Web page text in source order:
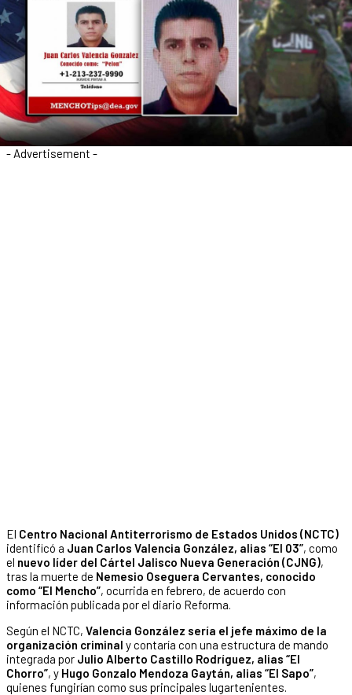
- Advertisement -
El Centro Nacional Antiterrorismo de Estados Unidos (NCTC)
identificó a Juan Carlos Valencia González, alias “El 03”, como
el nuevo líder del Cártel Jalisco Nueva Generación (CJNG),
tras la muerte de Nemesio Oseguera Cervantes, conocido
como “El Mencho”, ocurrida en febrero, de acuerdo con
información publicada por el diario Reforma.
Según el NCTC, Valencia González sería el jefe máximo de la
organización criminal y contaría con una estructura de mando
integrada por Julio Alberto Castillo Rodríguez, alias “El
Chorro”, y Hugo Gonzalo Mendoza Gaytán, alias “El Sapo”,
quienes fungirían como sus principales lugartenientes.